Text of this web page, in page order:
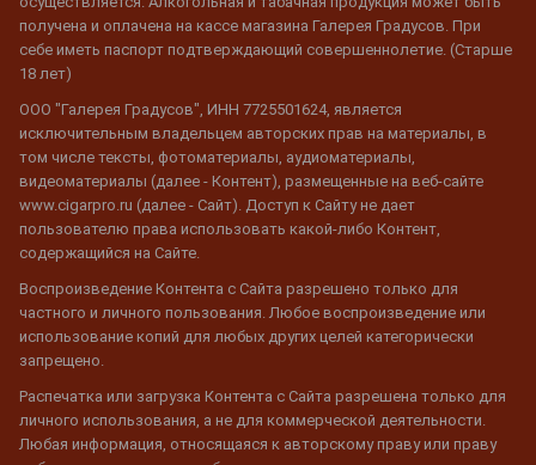
получена и оплачена на кассе магазина Галерея Градусов. При
себе иметь паспорт подтверждающий совершеннолетие. (Старше
18 лет)
ООО "Галерея Градусов", ИНН 7725501624, является
исключительным владельцем авторских прав на материалы, в
том числе тексты, фотоматериалы, аудиоматериалы,
видеоматериалы (далее - Контент), размещенные на веб-сайте
www.cigarpro.ru (далее - Сайт). Доступ к Сайту не дает
пользователю права использовать какой-либо Контент,
содержащийся на Сайте.
Воспроизведение Контента с Сайта разрешено только для
частного и личного пользования. Любое воспроизведение или
использование копий для любых других целей категорически
запрещено.
Распечатка или загрузка Контента с Сайта разрешена только для
личного использования, а не для коммерческой деятельности.
Любая информация, относящаяся к авторскому праву или праву